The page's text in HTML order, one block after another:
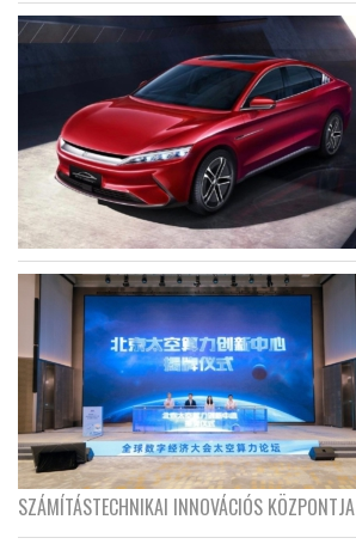
SZÁMÍTÁSTECHNIKAI INNOVÁCIÓS KÖZPONTJA